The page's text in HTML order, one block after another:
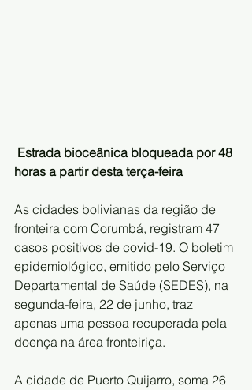
Estrada bioceânica bloqueada por 48
horas a partir desta terça-feira
As cidades bolivianas da região de
fronteira com Corumbá, registram 47
casos positivos de covid-19. O boletim
epidemiológico, emitido pelo Serviço
Departamental de Saúde (SEDES), na
segunda-feira, 22 de junho, traz
apenas uma pessoa recuperada pela
doença na área fronteiriça.
A cidade de Puerto Quijarro, soma 26